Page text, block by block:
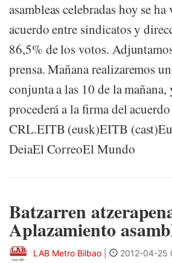
asambleas celebradas hoy se
acuerdo entre sindicatos y
86,5% de los votos.
prensa. Mañana realizaremos
conjunta a las 10 de la mañana,
procederá a la firma del
CRL.EITB (eusk)EITB
DeiaEl CorreoEl Mundo
Batzarren
Aplazamiento
LAB Metro Bilbao 2012-04-25